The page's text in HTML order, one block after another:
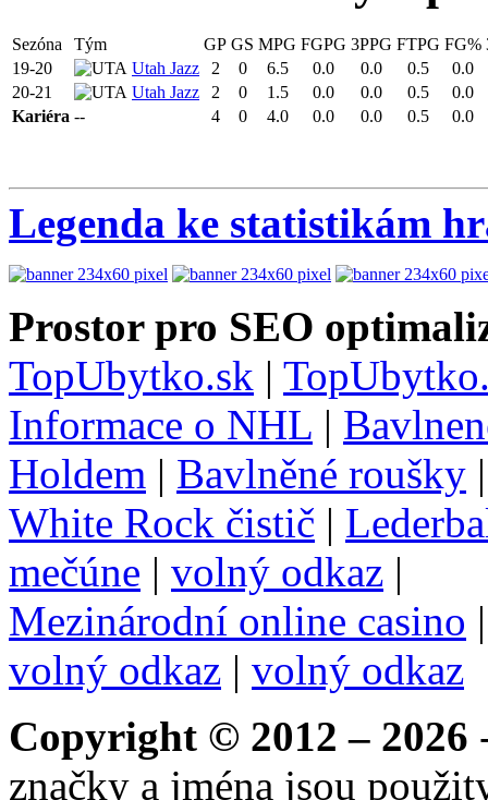
Sezóna Tým GP GS MPG FGPG 3PPG FTPG FG%
19-20
Utah Jazz 2 0 6.5 0.0 0.0 0.5
0.0
20-21
Utah Jazz 2 0 1.5 0.0 0.0 0.5
0.0
Kariéra -- 4 0 4.0 0.0 0.0 0.5 0.0
Legenda ke statistikám
Prostor pro SEO
TopUbytko.sk |
Informace o NHL |
Holdem | Bavlněné roušky
White Rock čistič |
mečúne | volný odkaz |
Mezinárodní online casino
volný odkaz | volný odkaz
Copyright © 2012 – 2026
značky a jména jsou